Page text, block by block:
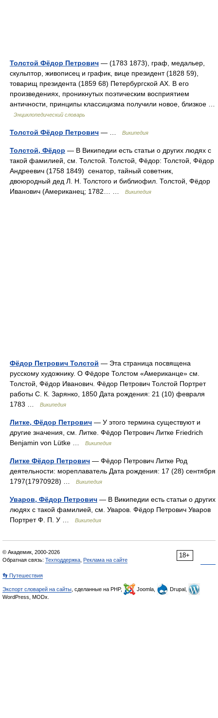
Толстой Фёдор Петрович — (1783 1873), граф, медальер,
скульптор, живописец и график, вице президент (1828 59),
товарищ президента (1859 68) Петербургской АХ. В его
произведениях, проникнутых поэтическим восприятием
античности, принципы классицизма получили новое, близкое …
Энциклопедический словарь
Толстой Фёдор Петрович — … Википедия
Толстой, Фёдор — В Википедии есть статьи о других людях с
такой фамилией, см. Толстой. Толстой, Фёдор: Толстой, Фёдор
Андреевич (1758 1849) сенатор, тайный советник,
двоюродный дед Л. Н. Толстого и библиофил. Толстой, Фёдор
Иванович (Американец; 1782… …
Википедия
Фёдор Петрович Толстой — Эта страница посвящена
русскому художнику. О Фёдоре Толстом «Американце» см.
Толстой, Фёдор Иванович. Фёдор Петрович Толстой Портрет
работы С. К. Зарянко, 1850 Дата рождения: 21 (10) февраля
1783 …
Википедия
Литке, Фёдор Петрович — У этого термина существуют и
другие значения, см. Литке. Фёдор Петрович Литке Friedrich
Benjamin von Lütke …
Википедия
Литке Фёдор Петрович — Фёдор Петрович Литке Род
деятельности: мореплаватель Дата рождения: 17 (28) сентября
1797(17970928) …
Википедия
Уваров, Фёдор Петрович — В Википедии есть статьи о других
людях с такой фамилией, см. Уваров. Фёдор Петрович Уваров
Портрет Ф. П. У …
Википедия
18+
© Академик, 2000-2026
Обратная связь: Техподдержка Реклама на сайте
👣 Путешествия
Экспорт словарей на сайты , сделанные на PHP, Joomla,
Drupal,
WordPress, MODx.